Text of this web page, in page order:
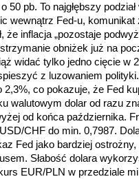
50 pb. To najgłębszy
wewnątrz Fed-u, komunikat
że inflacja „pozostaje
obniżek już na
widać tylko jedno cięcie w
z luzowaniem
co pokazuje, że Fed
walutowym dolar od razu
od końca października.
CHF do min. 0,7987.
Fed jako bardziej
Słabość dolara
EUR/PLN w przedziale